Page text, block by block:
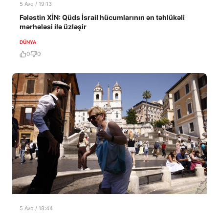
5 Avq / 19:13
Fələstin XİN: Qüds İsrail hücumlarının ən təhlükəli
mərhələsi ilə üzləşir
DÜNYA
0 0
5 Avq / 18:44